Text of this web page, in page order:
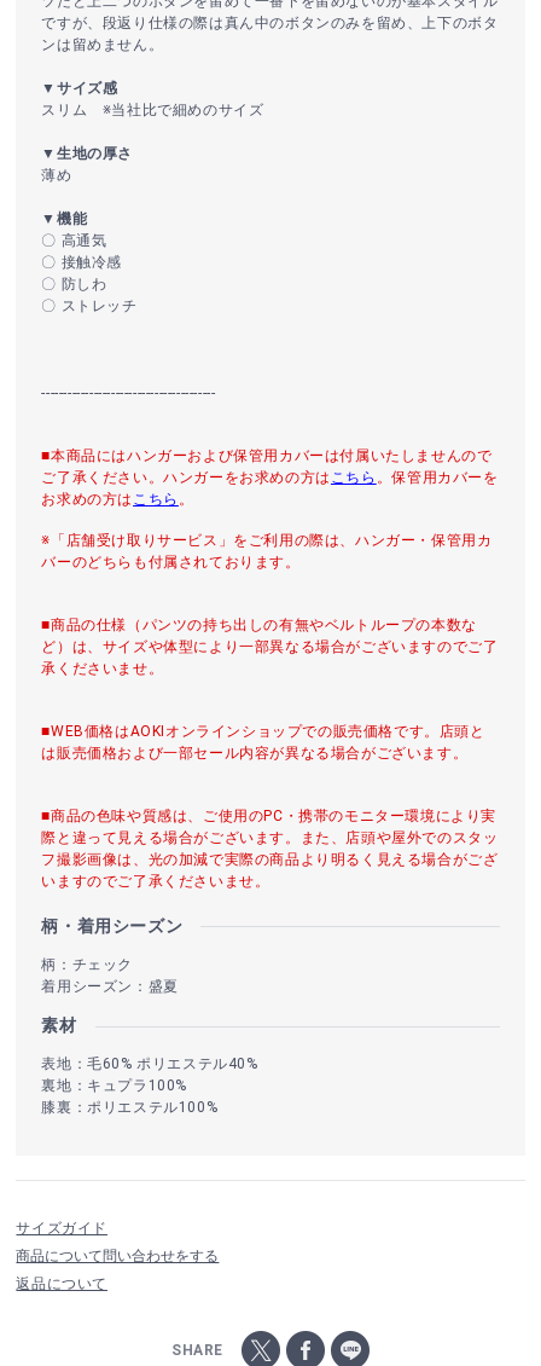
ですが、段返り仕様の際は真ん中のボタンのみを留め、上下のボタ
ンは留めません。
▼サイズ感
スリム ※当社比で細めのサイズ
▼生地の厚さ
薄め
▼機能
〇 高通気
〇 接触冷感
〇 防しわ
〇 ストレッチ
----------------------------------------
■本商品にはハンガーおよび保管用カバーは付属いたしませんので
ご了承ください。ハンガーをお求めの方は こちら 。保管用カバーを
お求めの方は こちら 。
※「店舗受け取りサービス」をご利用の際は、ハンガー・保管用カ
バーのどちらも付属されております。
■商品の仕様（パンツの持ち出しの有無やベルトループの本数な
ど）は、サイズや体型により一部異なる場合がございますのでご了
承くださいませ。
■WEB価格はAOKIオンラインショップでの販売価格です。店頭と
は販売価格および一部セール内容が異なる場合がございます。
■商品の色味や質感は、ご使用のPC・携帯のモニター環境により実
際と違って見える場合がございます。また、店頭や屋外でのスタッ
フ撮影画像は、光の加減で実際の商品より明るく見える場合がござ
いますのでご了承くださいませ。
柄・着用シーズン
柄：チェック
着用シーズン：盛夏
素材
表地：毛60% ポリエステル40%
裏地：キュプラ100%
膝裏：ポリエステル100%
サイズガイド
商品について問い合わせをする
返品について
SHARE